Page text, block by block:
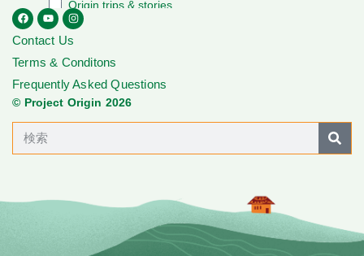
Contact Us
Terms & Conditons
Frequently Asked Questions
© Project Origin 2026